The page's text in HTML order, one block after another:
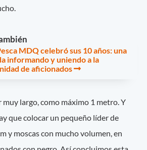
MDQ celebró sus 10 años: una
informando y uniendo a la
de aficionados
muy largo, como máximo 1 metro. Y
que colocar un pequeño líder de
y moscas con mucho volumen, en